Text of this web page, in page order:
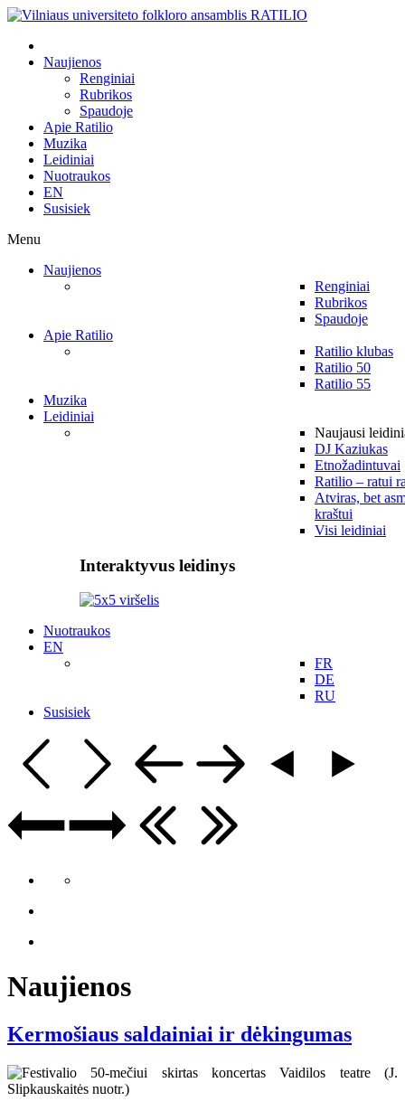
Naujienos
Renginiai
Rubrikos
Spaudoje
Apie Ratilio
Muzika
Leidiniai
Nuotraukos
EN
Susisiek
Menu
Naujienos
Renginiai
Rubrikos
Spaudoje
Apie Ratilio
Ratilio klubas
Ratilio 50
Ratilio 55
Muzika
Leidiniai
Naujausi
DJ Kaziukas
Etnožadintuvai
Ratilio – ratui
Atviras, bet
kraštui
Visi leidiniai
Interaktyvus leidinys
Nuotraukos
EN
FR
DE
RU
Susisiek
Naujienos
Kermošiaus saldainiai ir dėkingumas